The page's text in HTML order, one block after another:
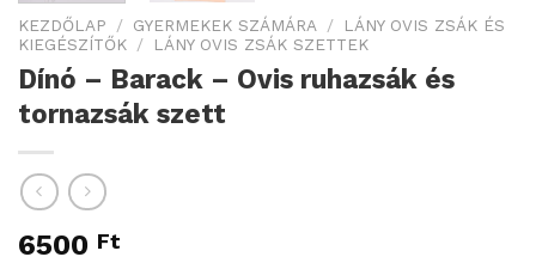
KEZDŐLAP / GYERMEKEK SZÁMÁRA /
LÁNY OVIS ZSÁK ÉS
KIEGÉSZÍTŐK / LÁNY OVIS ZSÁK SZETTEK
Dínó – Barack – Ovis ruhazsák és
tornazsák szett
6500 Ft